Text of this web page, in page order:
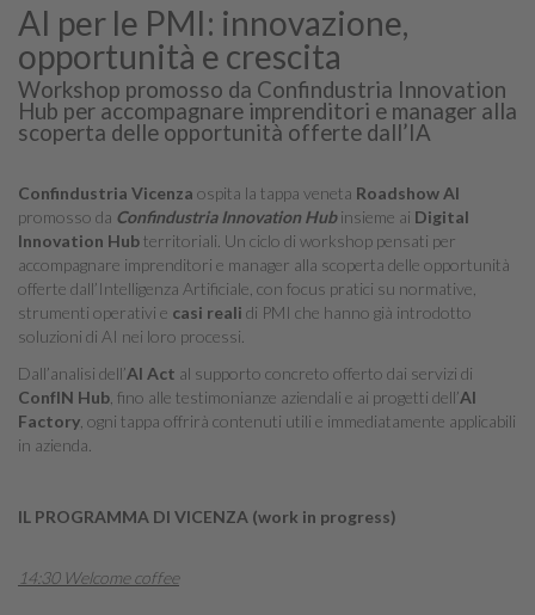
AI per le PMI: innovazione,
opportunità e crescita
Workshop promosso da Confindustria Innovation
Hub per accompagnare imprenditori e manager alla
scoperta delle opportunità offerte dall’IA
Confindustria Vicenza ospita la tappa veneta Roadshow AI
promosso da Confindustria Innovation Hubinsieme ai Digital
Innovation Hubterritoriali. Un ciclo di workshop pensati per
accompagnare imprenditori e manager alla scoperta delle opportunità
offerte dall’Intelligenza Artificiale, con focus pratici su normative,
strumenti operativi e casi reali di PMI che hanno già introdotto
soluzioni di AI nei loro processi.
Dall’analisi dell’AI Act al supporto concreto offerto dai servizi di
ConfIN Hub , fino alle testimonianze aziendali e ai progetti dell’AI
Factory , ogni tappa offrirà contenuti utili e immediatamente applicabili
in azienda.
IL PROGRAMMA DI VICENZA (work in progress)
14:30 Welcome coffee